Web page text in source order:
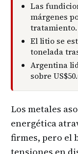
Las
márgenes
tratamiento.
El litio se
tonelada
Argentina
sobre
Los metales
energética
firmes, pero el